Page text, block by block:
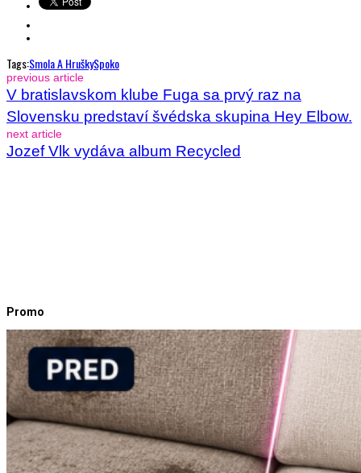
Tags:Smola A HruškySpoko
previous article
V bratislavskom klube Fuga sa prvý raz na
Slovensku predstaví švédska skupina Hey Elbow.
next article
Jozef Vlk vydáva album Recycled
Promo